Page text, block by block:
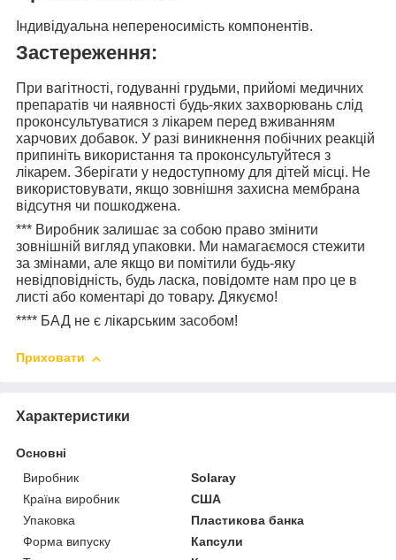
Індивідуальна непереносимість компонентів.
Застереження:
При вагітності, годуванні грудьми, прийомі медичних
препаратів чи наявності будь-яких захворювань слід
проконсультуватися з лікарем перед вживанням
харчових добавок. У разі виникнення побічних реакцій
припиніть використання та проконсультуйтеся з
лікарем. Зберігати у недоступному для дітей місці. Не
використовувати, якщо зовнішня захисна мембрана
відсутня чи пошкоджена.
*** Виробник залишає за собою право змінити
зовнішній вигляд упаковки. Ми намагаємося стежити
за змінами, але якщо ви помітили будь-яку
невідповідність, будь ласка, повідомте нам про це в
листі або коментарі до товару. Дякуємо!
**** БАД не є лікарським засобом!
Приховати
Характеристики
Основні
Виробник
Solaray
Країна виробник
США
Упаковка
Пластикова банка
Форма випуску
Капсули